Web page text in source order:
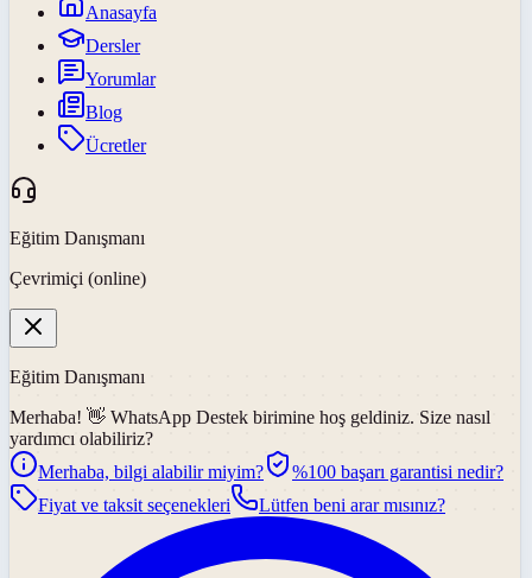
Anasayfa
Dersler
Yorumlar
Blog
Ücretler
Eğitim Danışmanı
Çevrimiçi (online)
Eğitim Danışmanı
Merhaba! 👋 WhatsApp Destek birimine hoş geldiniz. Size nasıl
yardımcı olabiliriz?
Merhaba, bilgi alabilir miyim?
%100 başarı garantisi nedir?
Fiyat ve taksit seçenekleri
Lütfen beni arar mısınız?